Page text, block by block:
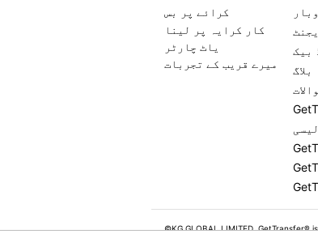
کرائے پر بس
کار کرایہ پر لینا
یاٹ چارٹر
میرے قریب کے تجربات
بیک
بلاگ
©KG GLOBAL LIMITED. GetTransfer®